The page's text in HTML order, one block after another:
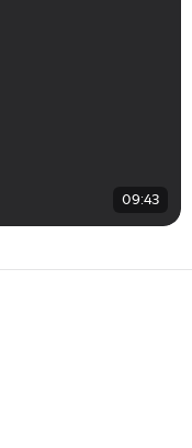
09:43